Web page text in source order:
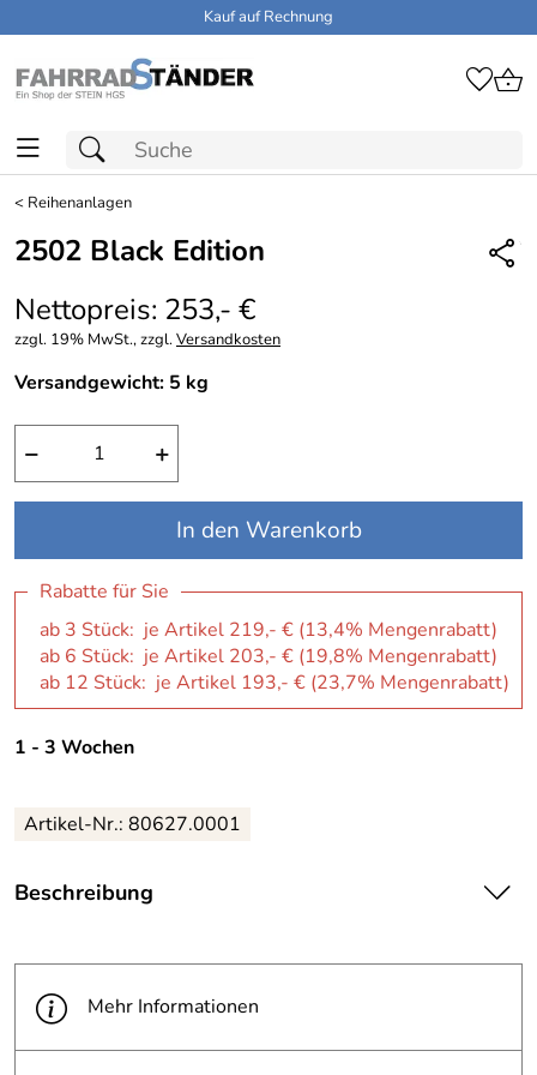
Kauf auf Rechnung
< Reihenanlagen
2502 Black Edition
Nettopreis: 253,- €
zzgl. 19% MwSt., zzgl.Versandkosten
Versandgewicht: 5 kg
− +
In den Warenkorb
Rabatte für Sie
ab 3 Stück: je Artikel 219,- € (13,4% Mengenrabatt)
ab 6 Stück: je Artikel 203,- € (19,8% Mengenrabatt)
ab 12 Stück: je Artikel 193,- € (23,7% Mengenrabatt)
1 - 3 Wochen
Artikel-Nr.: 80627.0001
Beschreibung
Mehr Informationen